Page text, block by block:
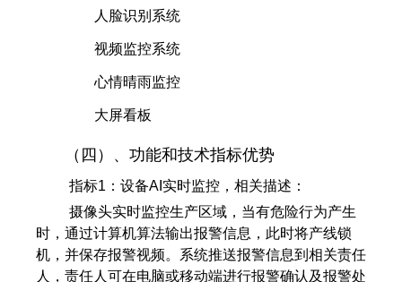
人脸识别系统
视频监控系统
心情晴雨监控
大屏看板
（四）、功能和技术指标优势
指标1：设备AI实时监控，相关描述：
摄像头实时监控生产区域，当有危险行为产生
时，通过计算机算法输出报警信息，此时将产线锁
机，并保存报警视频。系统推送报警信息到相关责任
人，责任人可在电脑或移动端进行报警确认及报警处